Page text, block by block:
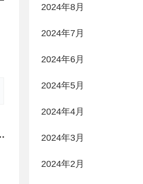
2024年8月
2024年7月
2024年6月
2024年5月
2024年4月
2024年3月
2024年2月